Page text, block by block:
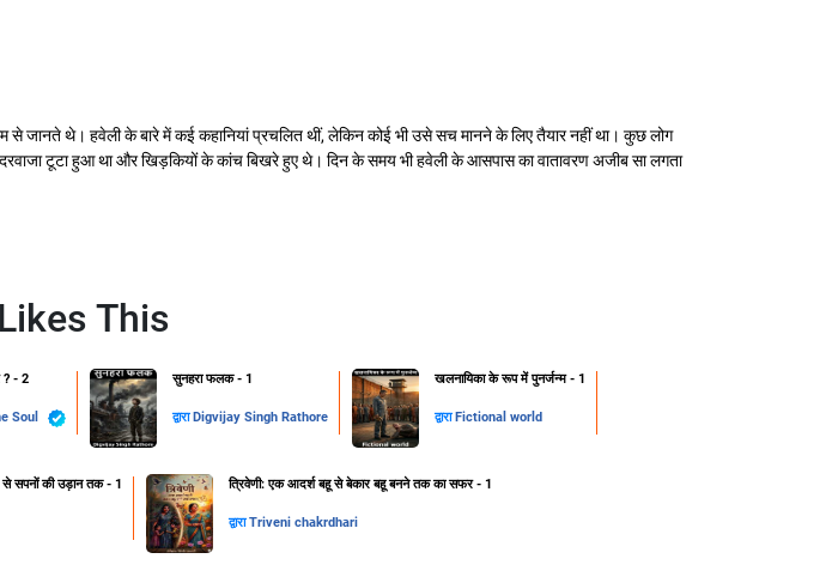
से जानते थे। हवेली के बारे में कई कहानियां प्रचलित थीं, लेकिन कोई भी उसे सच मानने के लिए तैयार नहीं था। कुछ लोग
टूटा हुआ था और खिड़कियों के कांच बिखरे हुए थे। दिन के समय भी हवेली के आसपास का वातावरण अजीब सा लगता
This
? - 2
Soul
सुनहरा फलक - 1
द्वारा Digvijay Singh Rathore
खलनायिका के रूप में पुनर्जन्म - 1
द्वारा Fictional world
सपनों की उड़ान तक - 1 त्रिवेणी: एक आदर्श बहू से बेकार बहू बनने तक का सफर - 1
द्वाराTriveni chakrdhari